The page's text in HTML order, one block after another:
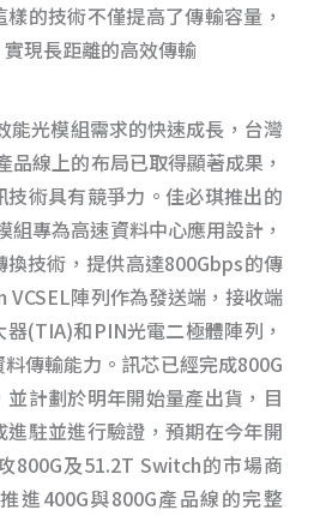
的技術不僅提高了傳輸容量，
現長距離的高效傳輸
光模組需求的快速成長，台灣
品線上的布局已取得顯著成果，
術具有競爭力。佳必琪推出的
組專為高速資料中心應用設計，
技術，提供高達800Gbps的傳
VCSEL陣列作為發送端，接收端
(TIA)和PIN光電二極體陣列，
傳輸能力。訊芯已經完成800G
計劃於明年開始量產出貨，目
駐並進行驗證，預期在今年開
800G及51.2T Switch的市場商
進400G與800G產品線的完整